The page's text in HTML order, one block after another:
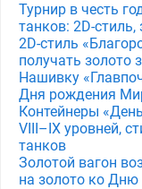
Турнир в честь
танков: 2D-
2D-стиль
получать золото
Нашивку
Дня рождения
Контейнеры
VIII–IX уровней,
танков
Золотой вагон
на золото ко